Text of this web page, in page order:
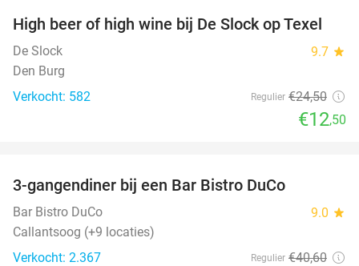
49%
High beer of high wine bij De Slock op Texel
De Slock 9.7 star
Den Burg
Verkocht: 582
Regulier €24,50
€12,50
3-gangendiner bij een Bar Bistro DuCo
Bar Bistro DuCo 9.0 star
Callantsoog (+9 locaties)
Verkocht: 2.367
Regulier €40,60